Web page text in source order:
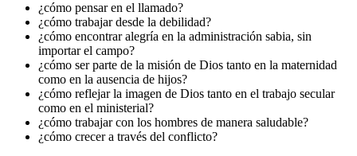
¿cómo pensar en el llamado?
¿cómo trabajar desde la debilidad?
¿cómo encontrar alegría en la administración sabia, sin
importar el campo?
¿cómo ser parte de la misión de Dios tanto en la maternidad
como en la ausencia de hijos?
¿cómo reflejar la imagen de Dios tanto en el trabajo secular
como en el ministerial?
¿cómo trabajar con los hombres de manera saludable?
¿cómo crecer a través del conflicto?